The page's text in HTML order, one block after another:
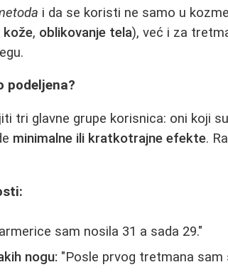
i da se koristi ne samo u
kože, oblikovanje tela), već i za
podeljena?
tri glavne grupe korisnica: oni koji su
minimalne ili kratkotrajne efekte.
sam nosila 31 a sada 29."
nogu: "Posle prvog tretmana sam